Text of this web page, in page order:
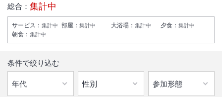
総合： 集計中
サービス ： 集計中 部屋 ： 集計中 大浴場 ： 集計中 夕食 ： 集計中
朝食 ： 集計中
条件で絞り込む